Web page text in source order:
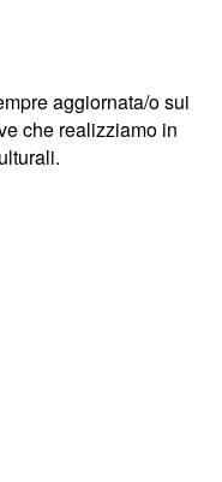
aggiornata/o sui
che realizziamo in